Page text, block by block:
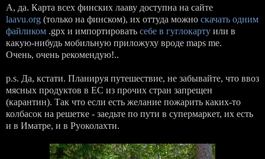
А, да. Карта всех финских лааву доступна на сайте
laavu.org (только на финском), их оттуда можно скачать одним
файликом .gpx и импортировать себе в гуглокарту или в
какую-нибудь мобильную приложуху вроде maps me.
Очень, очень рекомендую!..
p.s. Да, кстати. Планируя путешествие, не забывайте, что ввоз
мясных продуктов в ЕС из прочих стран запрещен
(карантин). Так что если есть желание пожарить каких-то
колбасок на решетке - заедьте по пути в супермаркет, их есть
и в Иматре, и в Руоколахти.